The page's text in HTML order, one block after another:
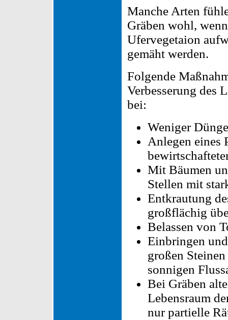
Manche Arten
Gräben wohl,
Ufervegetaion
gemäht werden.
Folgende
Verbesserung des
bei:
Weniger
Anlegen eines
Mit Bäumen
Stellen mit
Entkrautung
großflächig
Belassen von
Einbringen
großen
sonnigen
Bei Gräben
Lebensraum
nur partielle